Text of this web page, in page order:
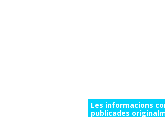
Les informacions
publicades